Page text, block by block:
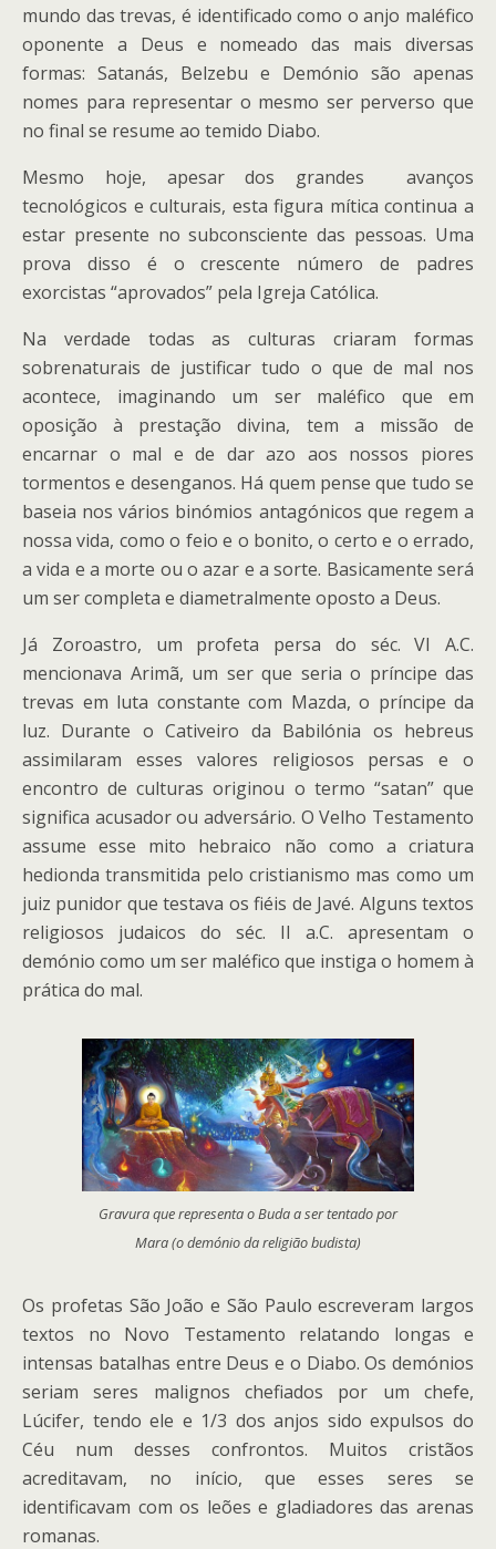
mundo das trevas, é identificado como o anjo maléfico
oponente a Deus e nomeado das mais diversas
formas: Satanás, Belzebu e Demónio são apenas
nomes para representar o mesmo ser perverso que
no final se resume ao temido Diabo.
Mesmo hoje, apesar dos grandes avanços
tecnológicos e culturais, esta figura mítica continua a
estar presente no subconsciente das pessoas. Uma
prova disso é o crescente número de padres
exorcistas “aprovados” pela Igreja Católica.
Na verdade todas as culturas criaram formas
sobrenaturais de justificar tudo o que de mal nos
acontece, imaginando um ser maléfico que em
oposição à prestação divina, tem a missão de
encarnar o mal e de dar azo aos nossos piores
tormentos e desenganos. Há quem pense que tudo se
baseia nos vários binómios antagónicos que regem a
nossa vida, como o feio e o bonito, o certo e o errado,
a vida e a morte ou o azar e a sorte. Basicamente será
um ser completa e diametralmente oposto a Deus.
Já Zoroastro, um profeta persa do séc. VI A.C.
mencionava Arimã, um ser que seria o príncipe das
trevas em luta constante com Mazda, o príncipe da
luz. Durante o Cativeiro da Babilónia os hebreus
assimilaram esses valores religiosos persas e o
encontro de culturas originou o termo “satan” que
significa acusador ou adversário. O Velho Testamento
assume esse mito hebraico não como a criatura
hedionda transmitida pelo cristianismo mas como um
juiz punidor que testava os fiéis de Javé. Alguns textos
religiosos judaicos do séc. II a.C. apresentam o
demónio como um ser maléfico que instiga o homem à
prática do mal.
Gravura que representa o Buda a ser tentado por
Mara (o demónio da religião budista)
Os profetas São João e São Paulo escreveram largos
textos no Novo Testamento relatando longas e
intensas batalhas entre Deus e o Diabo. Os demónios
seriam seres malignos chefiados por um chefe,
Lúcifer, tendo ele e 1/3 dos anjos sido expulsos do
Céu num desses confrontos. Muitos cristãos
acreditavam, no início, que esses seres se
identificavam com os leões e gladiadores das arenas
romanas.